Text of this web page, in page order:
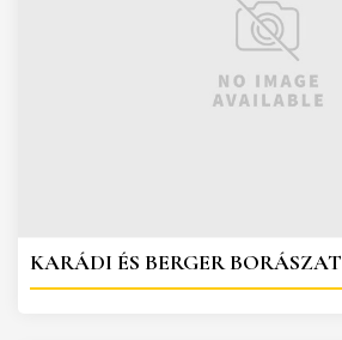
KARÁDI ÉS BERGER BORÁSZAT